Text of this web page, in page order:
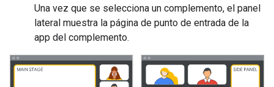
Una vez que se selecciona un complemento, el panel
lateral muestra la página de punto de entrada de la
app del complemento.